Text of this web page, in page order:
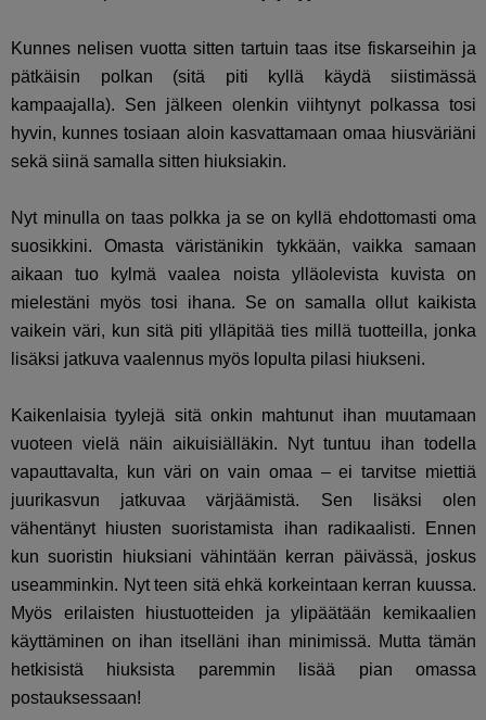
Kunnes nelisen vuotta sitten tartuin taas itse fiskarseihin ja
pätkäisin polkan (sitä piti kyllä käydä siistimässä
kampaajalla). Sen jälkeen olenkin viihtynyt polkassa tosi
hyvin, kunnes tosiaan aloin kasvattamaan omaa hiusväriäni
sekä siinä samalla sitten hiuksiakin.
Nyt minulla on taas polkka ja se on kyllä ehdottomasti oma
suosikkini. Omasta väristänikin tykkään, vaikka samaan
aikaan tuo kylmä vaalea noista ylläolevista kuvista on
mielestäni myös tosi ihana. Se on samalla ollut kaikista
vaikein väri, kun sitä piti ylläpitää ties millä tuotteilla, jonka
lisäksi jatkuva vaalennus myös lopulta pilasi hiukseni.
Kaikenlaisia tyylejä sitä onkin mahtunut ihan muutamaan
vuoteen vielä näin aikuisiälläkin. Nyt tuntuu ihan todella
vapauttavalta, kun väri on vain omaa – ei tarvitse miettiä
juurikasvun jatkuvaa värjäämistä. Sen lisäksi olen
vähentänyt hiusten suoristamista ihan radikaalisti. Ennen
kun suoristin hiuksiani vähintään kerran päivässä, joskus
useamminkin. Nyt teen sitä ehkä korkeintaan kerran kuussa.
Myös erilaisten hiustuotteiden ja ylipäätään kemikaalien
käyttäminen on ihan itselläni ihan minimissä. Mutta tämän
hetkisistä hiuksista paremmin lisää pian omassa
postauksessaan!